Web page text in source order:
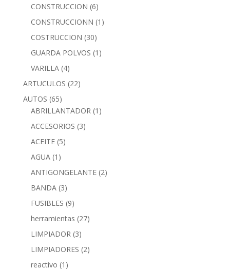
CONSTRUCCION (6)
CONSTRUCCIONN (1)
COSTRUCCION (30)
GUARDA POLVOS (1)
VARILLA (4)
ARTUCULOS (22)
AUTOS (65)
ABRILLANTADOR (1)
ACCESORIOS (3)
ACEITE (5)
AGUA (1)
ANTIGONGELANTE (2)
BANDA (3)
FUSIBLES (9)
herramientas (27)
LIMPIADOR (3)
LIMPIADORES (2)
reactivo (1)